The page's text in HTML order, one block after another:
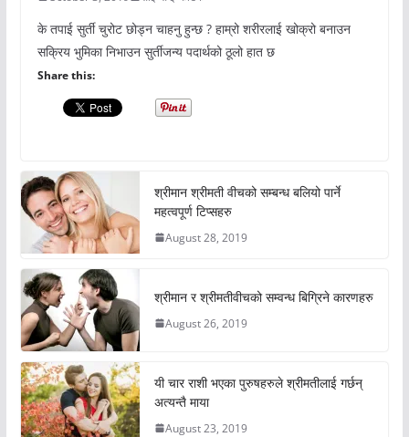
के तपाई सुर्ती चुरोट छोड्न चाहनु हुन्छ ? हाम्रो शरीरलाई खोक्रो बनाउन
सक्रिय भुमिका निभाउन सुर्तीजन्य पदार्थको ठूलो हात छ
Share this:
श्रीमान श्रीमती वीचको सम्बन्ध बलियो पार्ने
महत्वपूर्ण टिप्सहरु
August 28, 2019
श्रीमान र श्रीमतीवीचको सम्वन्ध बिग्रिने कारणहरु
August 26, 2019
यी चार राशी भएका पुरुषहरुले श्रीमतीलाई गर्छन्
अत्यन्तै माया
August 23, 2019